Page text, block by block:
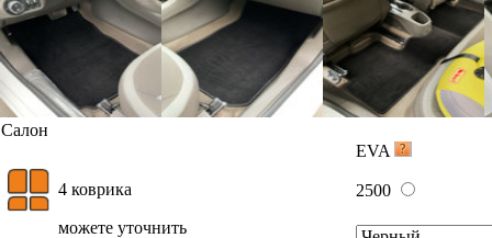
Салон
EVA
4 коврика
2500
можете уточнить